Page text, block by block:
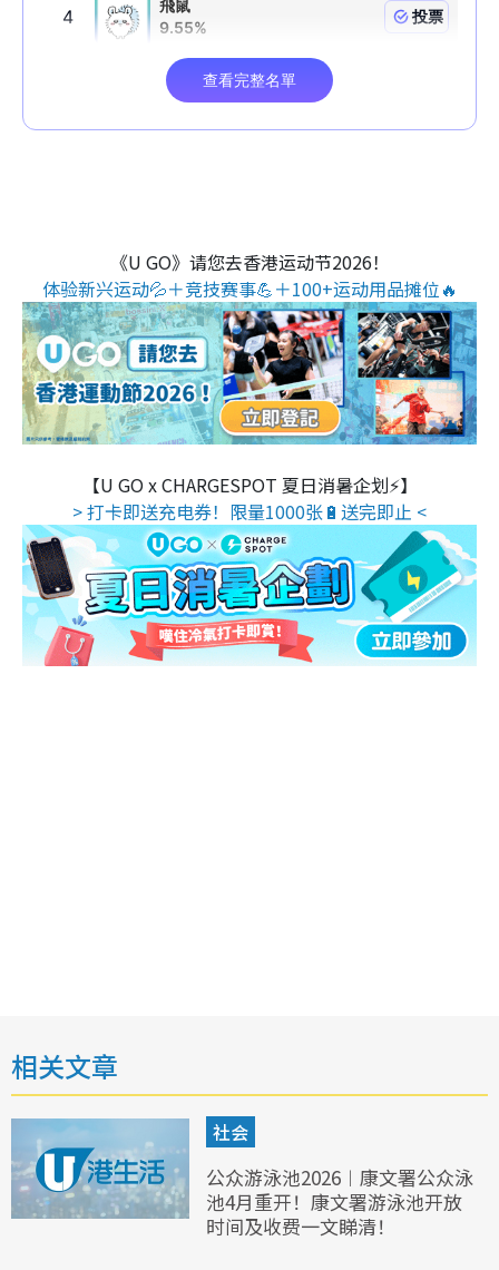
《U GO》请您去香港运动节2026！
体验新兴运动💦＋竞技赛事💪＋100+运动用品摊位🔥
【U GO x CHARGESPOT 夏日消暑企划⚡】
> 打卡即送充电券！限量1000张🔋送完即止 <
相关文章
社会
公众游泳池2026︱康文署公众泳
池4月重开！康文署游泳池开放
时间及收费一文睇清！